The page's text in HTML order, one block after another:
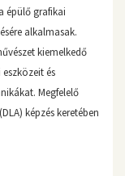
épülő grafikai
alkalmasak.
kiemelkedő
és
Megfelelő
képzés keretében